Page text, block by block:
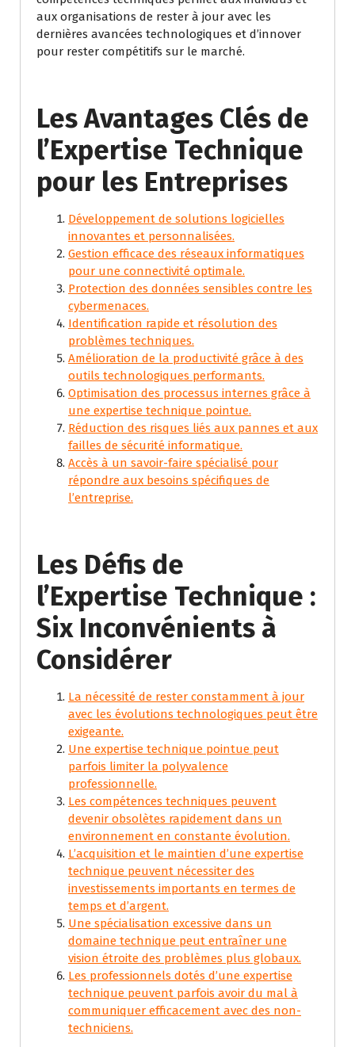
aux organisations de rester à jour avec les
dernières avancées technologiques et d’innover
pour rester compétitifs sur le marché.
Les Avantages Clés de
l’Expertise Technique
pour les Entreprises
Développement de solutions logicielles
innovantes et personnalisées.
Gestion efficace des réseaux informatiques
pour une connectivité optimale.
Protection des données sensibles contre les
cybermenaces.
Identification rapide et résolution des
problèmes techniques.
Amélioration de la productivité grâce à des
outils technologiques performants.
Optimisation des processus internes grâce à
une expertise technique pointue.
Réduction des risques liés aux pannes et aux
failles de sécurité informatique.
Accès à un savoir-faire spécialisé pour
répondre aux besoins spécifiques de
l’entreprise.
Les Défis de
l’Expertise Technique :
Six Inconvénients à
Considérer
La nécessité de rester constamment à jour
avec les évolutions technologiques peut être
exigeante.
Une expertise technique pointue peut
parfois limiter la polyvalence
professionnelle.
Les compétences techniques peuvent
devenir obsolètes rapidement dans un
environnement en constante évolution.
L’acquisition et le maintien d’une expertise
technique peuvent nécessiter des
investissements importants en termes de
temps et d’argent.
Une spécialisation excessive dans un
domaine technique peut entraîner une
vision étroite des problèmes plus globaux.
Les professionnels dotés d’une expertise
technique peuvent parfois avoir du mal à
communiquer efficacement avec des non-
techniciens.